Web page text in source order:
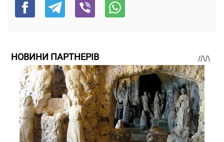
НОВИНИ ПАРТНЕРІВ